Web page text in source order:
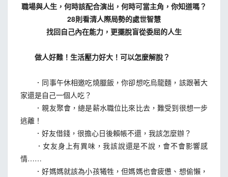
職場與人生，何時該配合演出，何時可當主角，你知道嗎？
28則看清人際局勢的處世智慧
找回自己內在能力，更擺脫盲從委屈的人生
做人好難！生活壓力好大！可以怎麼解脫？
．同事午休相邀吃燒臘飯，你卻想吃烏龍麵，該跟著大
家還是自己一個人吃？
．親友聚會，總是薪水職位比來比去，難受到很想一步
逃離！
．好友借錢，很擔心日後賴帳不還，我該怎麼辦？
．女友身上有異味，我該說還是不說，會不會影響感
情……
．好媽媽就該為小孩犧牲，但媽媽也會疲憊、想偷懶，